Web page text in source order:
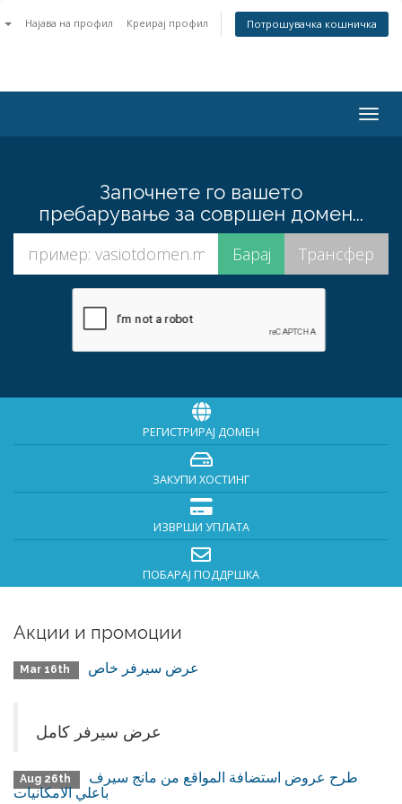
Најава на профил Креирај профил Потрошувачка кошничка
Започнете го вашето
пребарување за совршен домен...
РЕГИСТРИРАЈ ДОМЕН
ЗАКУПИ ХОСТИНГ
ИЗВРШИ УПЛАТА
ПОБАРАЈ ПОДДРШКА
Акции и промоции
Mar 16th عرض سيرفر خاص
عرض سيرفر كامل
Aug 26th
طرح عروض استضافة المواقع من مانج سيرف
باعلي الامكانيات